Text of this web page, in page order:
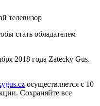
стать обладателем
2018 года Zatecky Gus.
осуществляется с 10
Сохраняйте все